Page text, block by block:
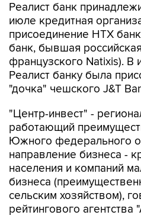
Реалист банк
июле кредитная
присоединение НТХ
банк, бывшая
французского Natixis). В
Реалист банку была
"дочка" чешского J&T
"Центр-инвест" -
работающий
Южного федерального
направление бизнеса -
населения и компаний
бизнеса
сельским хозяйством),
рейтингового агентства